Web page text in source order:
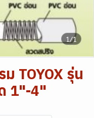
1/1
TOYOX รุ่น
ด 1"-4"